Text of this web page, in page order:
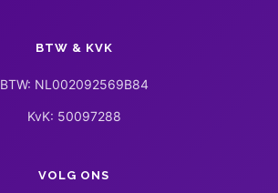
BTW & KVK
BTW: NL002092569B84
KvK: 50097288
VOLG ONS